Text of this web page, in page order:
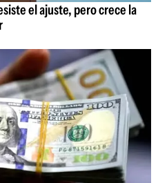
el ajuste, pero crece la